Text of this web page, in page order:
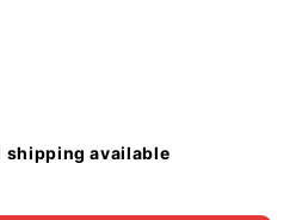
shipping available